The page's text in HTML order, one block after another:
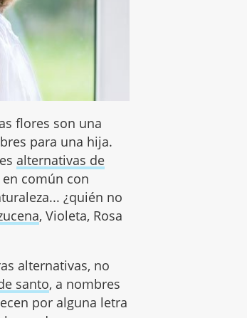
flores son una
para una hija.
alternativas de
común con
¿quién no
, Violeta, Rosa
alternativas, no
santo, a nombres
por alguna letra